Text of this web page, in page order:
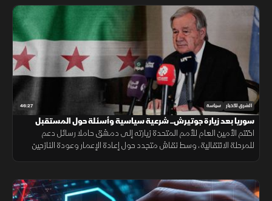
46:27 الشرق للأخبار سياسة
سوريا بعد زيارة جوتيرش.. شرعية سياسية وأسئلة حول المستقبل
اختتم الأمين العام للأمم المتحدة زيارته إلى دمشق حاملا رسائل دعم
للمرحلة الانتقالية، وسط نقاش متجدد حول إعادة الإعمار وعودة النازحين